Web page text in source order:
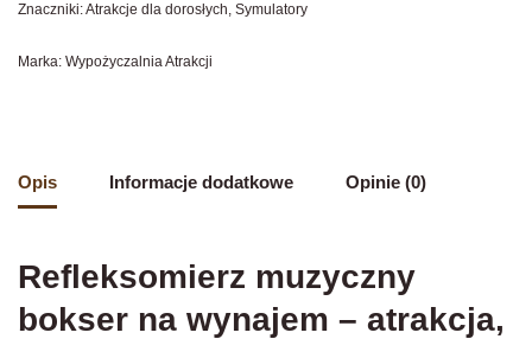
Znaczniki:Atrakcje dla dorosłych, Symulatory
Marka: Wypożyczalnia Atrakcji
Opis Informacje dodatkowe Opinie (0)
Refleksomierz muzyczny
bokser na wynajem – atrakcja,